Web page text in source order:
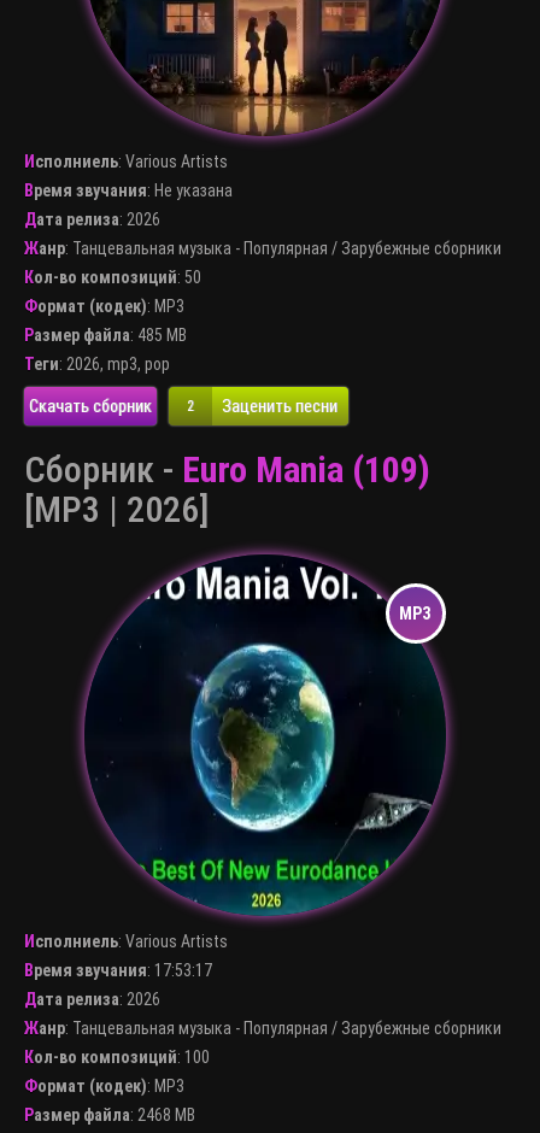
Исполниель: Various Artists
Время звучания: Не указана
Дата релиза: 2026
Жанр: Танцевальная музыка - Популярная / Зарубежные сборники
Кол-во композиций: 50
Формат (кодек): MP3
Размер файла: 485 MB
Теги: 2026, mp3, pop
Скачать сборник 2 Заценить песни
Сборник - Euro Mania (109)
[MP3 | 2026]
Исполниель: Various Artists
Время звучания: 17:53:17
Дата релиза: 2026
Жанр: Танцевальная музыка - Популярная / Зарубежные сборники
Кол-во композиций: 100
Формат (кодек): MP3
Размер файла: 2468 MB